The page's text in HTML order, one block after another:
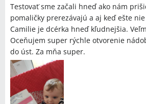
Testovať sme začali hneď ako nám
pomaličky prerezávajú a aj keď ešte
Camilie je dcérka hneď kľudnejšia.
Oceňujem super rýchle otvorenie
do úst. Za mňa super.